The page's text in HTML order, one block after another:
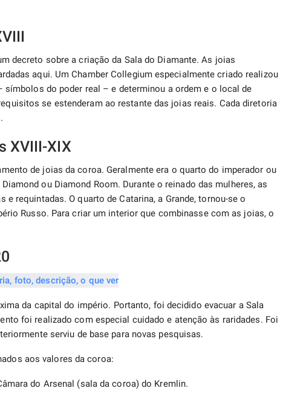
decreto sobre a criação da Sala do Diamante. As joias
aqui. Um Chamber Collegium especialmente criado realizou
do poder real – e determinou a ordem e o local de
se estenderam ao restante das joias reais. Cada diretoria
XVIII-XIX
de joias da coroa. Geralmente era o quarto do imperador ou
ou Diamond Room. Durante o reinado das mulheres, as
requintadas. O quarto de Catarina, a Grande, tornou-se o
Russo. Para criar um interior que combinasse com as joias, o
da capital do império. Portanto, foi decidido evacuar a Sala
foi realizado com especial cuidado e atenção às raridades. Foi
serviu de base para novas pesquisas.
aos valores da coroa:
do Arsenal (sala da coroa) do Kremlin.